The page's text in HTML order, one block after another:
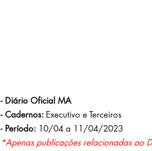
- Diário Oficial MA
- Cadernos: Executivo e Terceiros
- Período: 10/04 a 11/04/2023
*Apenas publicações relacionadas ao